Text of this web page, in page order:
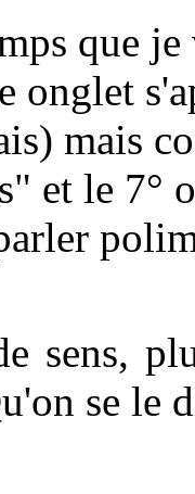
que
onglet
mais
et le 7°
sens,
se le